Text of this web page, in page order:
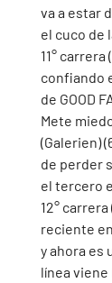
va a estar
el cuco de
11°
confiando
de GOOD
Mete
(Galerien)
de perder
el tercero
12°
reciente
y ahora es
línea